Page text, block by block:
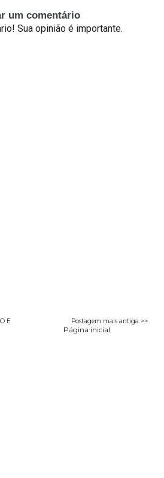
um comentário
Sua opinião é importante.
E
Postagem mais antiga >>
Página inicial